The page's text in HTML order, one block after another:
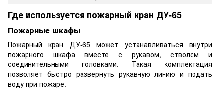
Где используется пожарный кран ДУ-65
Пожарные шкафы
Пожарный кран ДУ-65 может устанавливаться внутри
пожарного шкафа вместе с рукавом, стволом и
соединительными головками. Такая комплектация
позволяет быстро развернуть рукавную линию и подать
воду при пожаре.